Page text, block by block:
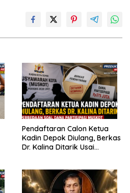
Pendaftaran Calon Ketua
Kadin Depok Diulang, Berkas
Dr. Kalina Ditarik Usai